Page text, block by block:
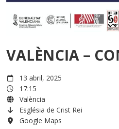
VALÈNCIA –
13 abril, 2025
17:15
València
Església de Crist Rei
Google Maps